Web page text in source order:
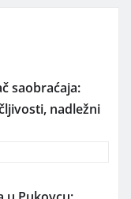
saobraćaja:
nadležni